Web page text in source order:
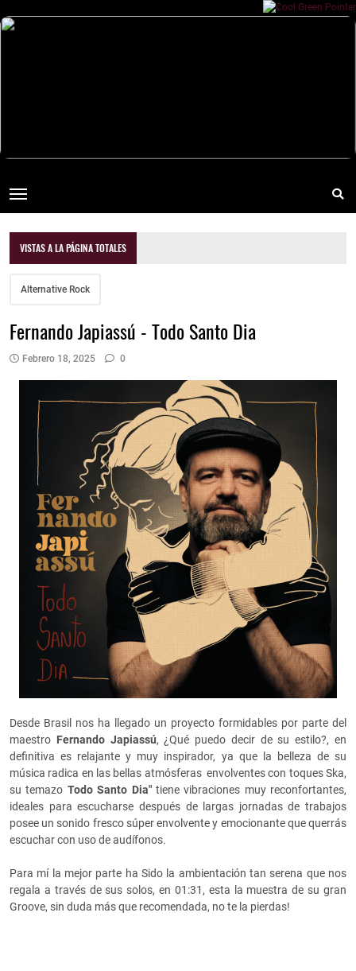
VISTAS A LA PÁGINA TOTALES
Alternative Rock
Fernando Japiassú - Todo Santo Dia
Febrero 18, 2025 0
Desde Brasil nos ha llegado un proyecto formidables por parte del
maestro Fernando Japiassú, ¿Qué puedo decir de su estilo?, en
definitiva es relajante y muy inspirador, ya que la belleza de su
música radica en las bellas atmósferas envolventes con toques Ska,
su temazo Todo Santo Dia" tiene vibraciones muy reconfortantes,
ideales para escucharse después de largas jornadas de trabajos
posee un sonido fresco súper envolvente y emocionante que querrás
escuchar con uso de audífonos.
Para mí la mejor parte ha Sido la ambientación tan serena que nos
regala a través de sus solos, en 01:31, esta la muestra de su gran
Groove, sin duda más que recomendada, no te la pierdas!